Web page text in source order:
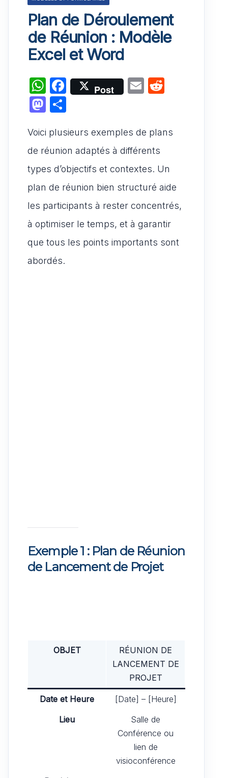
Plan de Déroulement
de Réunion : Modèle
Excel et Word
W
h
at
s
A
p
p
F
a
e
b
o
o
k
Post
E
l
di
M
st
o
d
o
n
ta
g
er
Voici plusieurs exemples de plans
de réunion adaptés à différents
types d’objectifs et contextes. Un
plan de réunion bien structuré aide
les participants à rester concentrés,
à optimiser le temps, et à garantir
que tous les points importants sont
abordés.
Exemple 1 : Plan de Réunion
de Lancement de Projet
OBJET
RÉUNION DE
LANCEMENT DE
PROJET
Date et Heure
[Date] – [Heure]
Lieu
Salle de
Conférence ou
lien de
visioconférence